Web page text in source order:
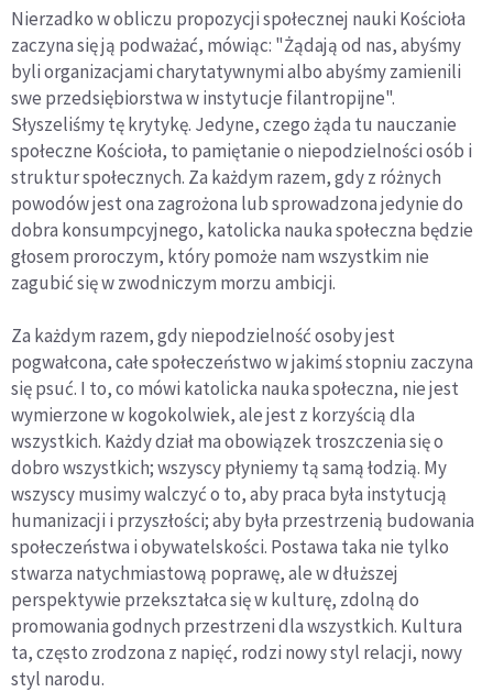
Nierzadko w obliczu propozycji społecznej nauki Kościoła
zaczyna się ją podważać, mówiąc: "Żądają od nas, abyśmy
byli organizacjami charytatywnymi albo abyśmy zamienili
swe przedsiębiorstwa w instytucje filantropijne".
Słyszeliśmy tę krytykę. Jedyne, czego żąda tu nauczanie
społeczne Kościoła, to pamiętanie o niepodzielności osób i
struktur społecznych. Za każdym razem, gdy z różnych
powodów jest ona zagrożona lub sprowadzona jedynie do
dobra konsumpcyjnego, katolicka nauka społeczna będzie
głosem proroczym, który pomoże nam wszystkim nie
zagubić się w zwodniczym morzu ambicji.
Za każdym razem, gdy niepodzielność osoby jest
pogwałcona, całe społeczeństwo w jakimś stopniu zaczyna
się psuć. I to, co mówi katolicka nauka społeczna, nie jest
wymierzone w kogokolwiek, ale jest z korzyścią dla
wszystkich. Każdy dział ma obowiązek troszczenia się o
dobro wszystkich; wszyscy płyniemy tą samą łodzią. My
wszyscy musimy walczyć o to, aby praca była instytucją
humanizacji i przyszłości; aby była przestrzenią budowania
społeczeństwa i obywatelskości. Postawa taka nie tylko
stwarza natychmiastową poprawę, ale w dłuższej
perspektywie przekształca się w kulturę, zdolną do
promowania godnych przestrzeni dla wszystkich. Kultura
ta, często zrodzona z napięć, rodzi nowy styl relacji, nowy
styl narodu.